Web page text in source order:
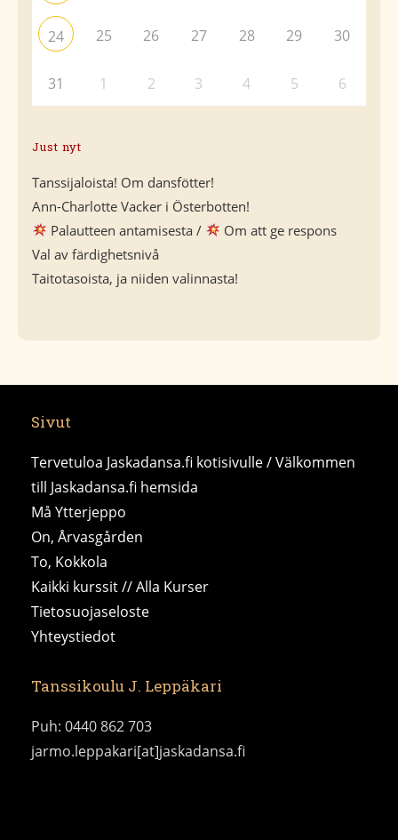
24 25 26 27 28 29 30
31 1 2 3 4 5 6
Just nyt
Tanssijaloista! Om dansfötter!
Ann-Charlotte Vacker i Österbotten!
Palautteen antamisesta /
Om att ge respons
Val av färdighetsnivå
Taitotasoista, ja niiden valinnasta!
Sivut
Tervetuloa Jaskadansa.fi kotisivulle / Välkommen
till Jaskadansa.fi hemsida
Må Ytterjeppo
On, Årvasgården
To, Kokkola
Kaikki kurssit // Alla Kurser
Tietosuojaseloste
Yhteystiedot
Tanssikoulu J. Leppäkari
Puh: 0440 862 703
jarmo.leppakari[at]jaskadansa.fi